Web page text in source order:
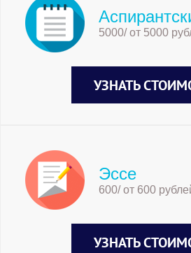
5000/ от 5000
УЗНАТЬ
Эссе
600/ от 600
УЗНАТЬ